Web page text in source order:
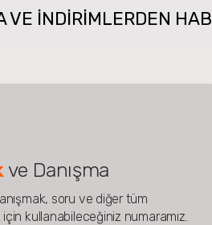
VE INDIRIMLERDEN
ve Danışma
soru ve diğer tüm
için kullanabileceğiniz numaramız.